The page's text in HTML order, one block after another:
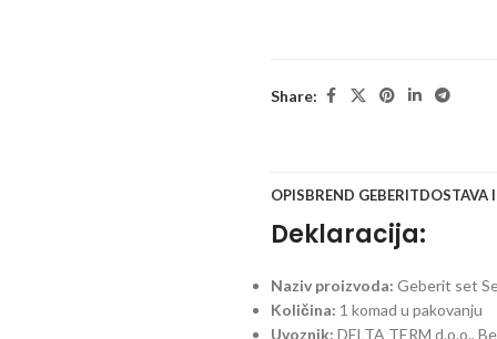
Share:
OPISBREND GEBERITDOSTAVA
Deklaracija:
Naziv proizvoda: Geberit set
Količina: 1 komad u pakovanju
Uvoznik: DELTA TERM d.o.o.,